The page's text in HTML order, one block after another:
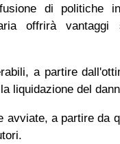
di politiche
offrirà
a partire
liquidazione del
avviate, a partire da